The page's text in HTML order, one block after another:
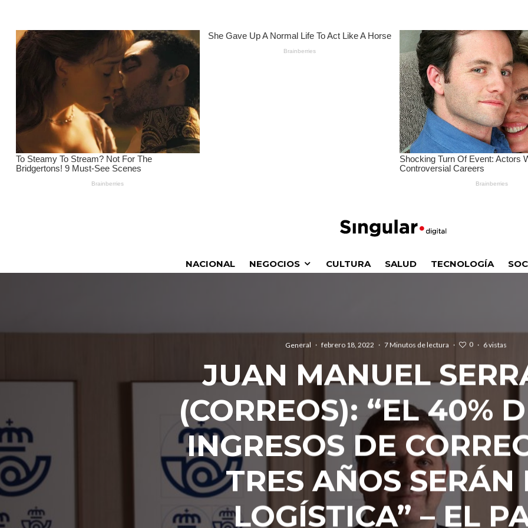
NACIONAL NEGOCIOS CULTURA SALUD TECNOLOGÍA
General · febrero 18, 2022 · 7 Minutos de lectura · 0 · 6 vistas
JUAN MANUEL
(CORREOS): “EL 40%
INGRESOS DE
TRES AÑOS SERÁN
LOGÍSTICA” – EL